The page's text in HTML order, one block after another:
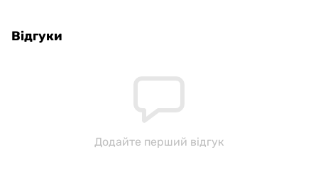
Відгуки
Додайте перший відгук